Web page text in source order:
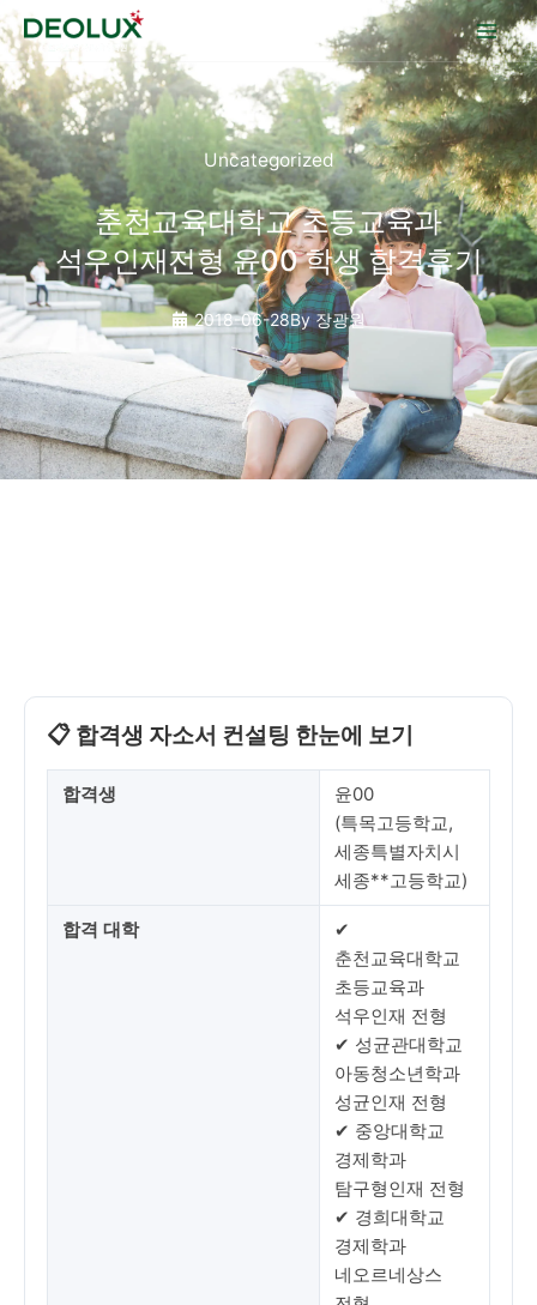
콘텐츠로
건너뛰기
Uncategorized
춘천교육대학교 초등교육과
석우인재전형 윤00 학생 합격후기
2018-06-28By장광원
📋 합격생 자소서 컨설팅 한눈에 보기
합격생
윤00
(특목고등학교,
세종특별자치시
세종**고등학교)
합격 대학
✔
춘천교육대학교
초등교육과
석우인재 전형
✔ 성균관대학교
아동청소년학과
성균인재 전형
✔ 중앙대학교
경제학과
탐구형인재 전형
✔ 경희대학교
경제학과
네오르네상스